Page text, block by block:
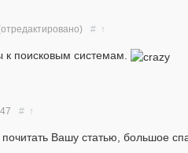
# ↑
к поисковым системам.
# ↑
Вашу статью, большое